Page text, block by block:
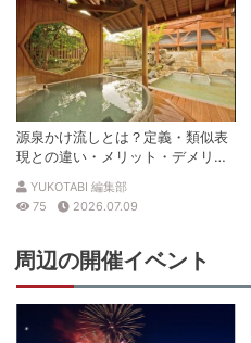
源泉かけ流しとは？定義・類似表
現との違い・メリット・デメリッ
トを解説
YUKOTABI 編集部
75
2026.07.09
周辺の開催イベント